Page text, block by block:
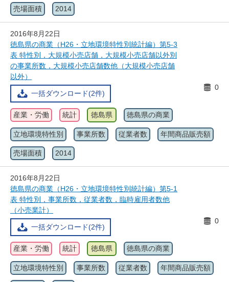
売場面積 2014
2016年8月22日
徳島県の商業（H26・立地環境特性別統計編）第5-3
表 特性別，大規模小売店舗，大規模小売店舗以外別
の事業所数，大規模小売店舗数他（大規模小売店舗
以外）
一括ダウンロード(2件)
0
産業・労働 統計 徳島県 徳島県の商業
立地環境特性別 事業所数 従業者数 年間商品販売額
売場面積 2014
2016年8月22日
徳島県の商業（H26・立地環境特性別統計編）第5-1
表 特性別，事業所数，従業者数，臨時雇用者数他
（小売業計）
一括ダウンロード(2件)
0
産業・労働 統計 徳島県 徳島県の商業
立地環境特性別 事業所数 従業者数 年間商品販売額